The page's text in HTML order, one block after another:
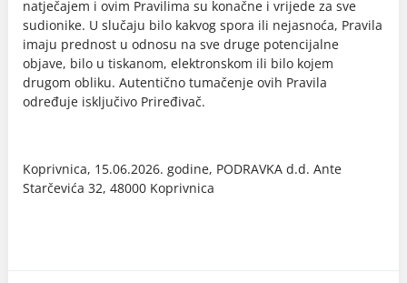
natječajem i ovim Pravilima su konačne i vrijede za sve
sudionike. U slučaju bilo kakvog spora ili nejasnoća, Pravila
imaju prednost u odnosu na sve druge potencijalne
objave, bilo u tiskanom, elektronskom ili bilo kojem
drugom obliku. Autentično tumačenje ovih Pravila
određuje isključivo Priređivač.
Koprivnica, 15.06.2026. godine, PODRAVKA d.d. Ante
Starčevića 32, 48000 Koprivnica